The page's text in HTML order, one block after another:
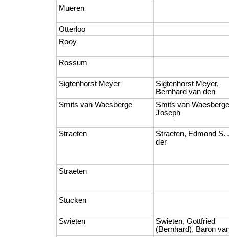
Mueren
Otterloo
Rooy
Rossum
Sigtenhorst Meyer
Sigtenhorst Meyer,
Bernhard van den
Smits van Waesberge
Smits van
Joseph
Straeten
Straeten, Edmond S.
der
Straeten
Stucken
Swieten
Swieten, Gottfried
(Bernhard), Baron